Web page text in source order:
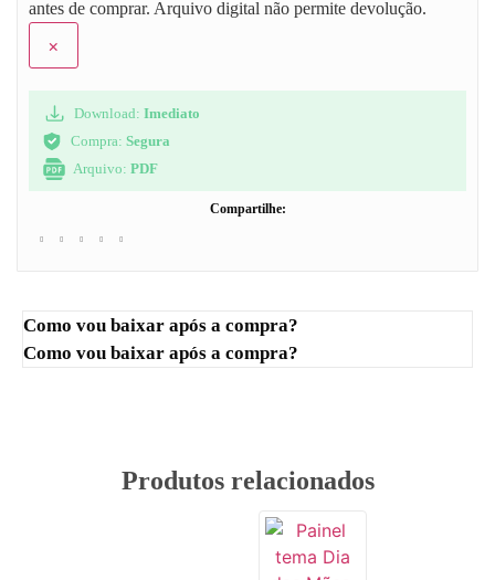
antes de comprar. Arquivo digital não permite devolução.
×
Download: Imediato
Compra: Segura
Arquivo: PDF
Compartilhe:
Como vou baixar após a compra?
Como vou baixar após a compra?
Produtos relacionados